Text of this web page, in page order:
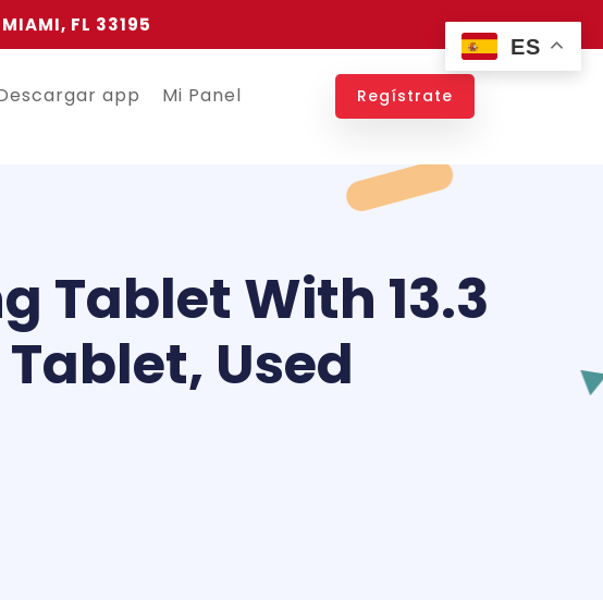
FL 33195
app Mi Panel Regístrate
Tablet With 13.3
Used
ES